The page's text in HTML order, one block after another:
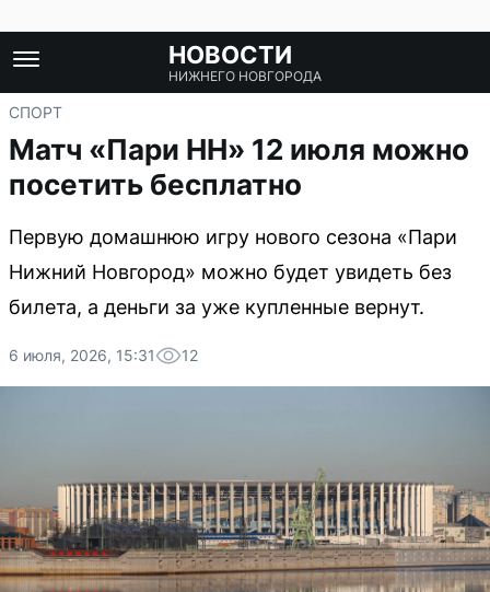
НОВОСТИ
НИЖНЕГО НОВГОРОДА
СПОРТ
Матч «Пари НН» 12 июля можно
посетить бесплатно
Первую домашнюю игру нового сезона «Пари
Нижний Новгород» можно будет увидеть без
билета, а деньги за уже купленные вернут.
6 июля, 2026, 15:31 12